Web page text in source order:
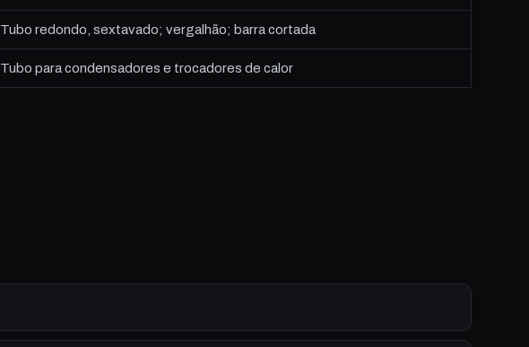
Tubo redondo, sextavado; vergalhão; barra cortada
Tubo para condensadores e trocadores de calor